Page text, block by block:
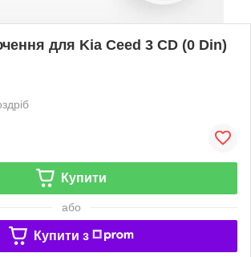
для Kia Ceed 3 CD (0 Din)
Купити
або
Купити з